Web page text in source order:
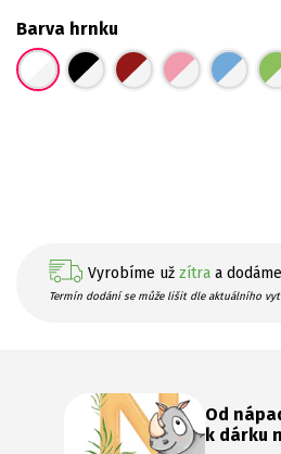
Barva hrnku
Vyrobíme už zítra a
Termín dodání se může lišit dle aktuálního
Od
k dárku